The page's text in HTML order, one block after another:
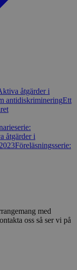
åtgärder i
antidiskrimineringEtt
åtgärder i
Föreläsningsserie:
med
oss så ser vi på